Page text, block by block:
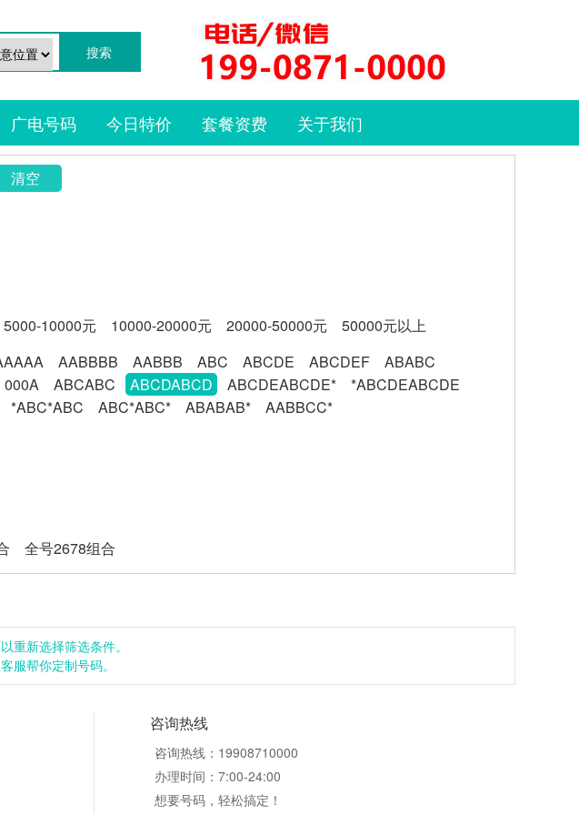
广电号码 今日特价 套餐资费 关于我们
清空
5000-10000元 10000-20000元 20000-50000元
50000元以上
AABBBB AABBB ABC ABCDE ABCDEF
ABABC
000A ABCABC ABCDABCD ABCDEABCDE*
*ABCDEABCDE
*ABC*ABC ABC*ABC* ABABAB*
AABBCC*
全号2678组合
重新选择筛选条件。
服帮你定制号码。
咨询热线
咨询热线：19908710000
办理时间：7:00-24:00
想要号码，轻松搞定！